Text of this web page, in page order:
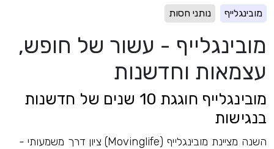
מובינגלייף נותני חסות
מובינגלייף - עשור של חופש,
עצמאות וחדשנות
מובינגלייף חוגגת 10 שנים של חדשנות
בנגישות
השנה מציינת מובינגלייף (Movinglife) ציון דרך משמעותי -